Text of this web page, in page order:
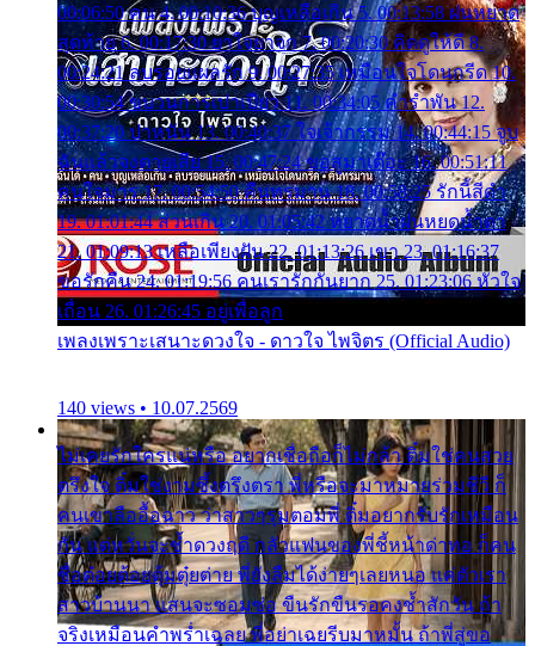
00:06:50 คน 4. 00:10:36 บุญเหลือเกิน 5. 00:13:58 ฝนหยาด
สุดท้าย 6. 00:17:30 ยาใจยาจก 7. 00:20:30 คิดดูให้ดี 8.
00:24:21 ลบรอยแผลรัก 9. 00:27:35 เหมือนใจโดนกรีด 10.
00:30:54 ขบวนการเปาเปียว 11. 00:34:05 คำรำพัน 12.
00:37:20 ปาหนัน 13. 00:40:37 ใจเจ้ากรรม 14. 00:44:15 จูบ
ฉันแล้วจงตายเสีย 15. 00:47:24 ขอสูมาเต๊อะ 16. 00:51:11
คนใจมาร 17. 00:54:50 คืนทรมาน 18. 00:58:25 รักนี้สีดำ
19. 01:01:44 ส่วนเกิน 20. 01:05:42 หยาดน้ำฝนหยดน้ำตา
21. 01:09:13 เหลือเพียงฝัน 22. 01:13:26 เขา 23. 01:16:37
ขอรักคืน 24. 01:19:56 คนเรารักกันยาก 25. 01:23:06 หัวใจ
เถื่อน 26. 01:26:45 อยู่เพื่อลูก
เพลงเพราะเสนาะดวงใจ - ดาวใจ ไพจิตร (Official Audio)
140 views • 10.07.2569
ไม่เคยรักใครแน่หรือ อยากเชื่อถือก็ไม่กล้า ติ๋มใช่คนสวย
ตรึงใจ ติ๋มใช่งามซึ้งตรึงตรา พี่หรือจะมาหมายร่วมชีวี ก็
คนเขาลืออื้อฉาว ว่าสาวๆรุมตอมพี่ ติ๋มอยากรับรักเหมือน
กัน แต่หวั่นจะช้ำดวงฤดี กลัวแฟนของพี่ชี้หน้าด่าทอ ก็คน
ชื่อต๋อยต้อยตุ้มตุ๋ยต่าย พี่ยังลืมได้ง่ายๆเลยหนอ แค่ตัวเรา
สาวบ้านนา แสนจะซอมซ่อ ขืนรักขืนรอคงช้ำสักวัน ถ้า
จริงเหมือนคำพร่ำเฉลย พี่อย่าเฉยรีบมาหมั้น ถ้าพี่สู่ขอ